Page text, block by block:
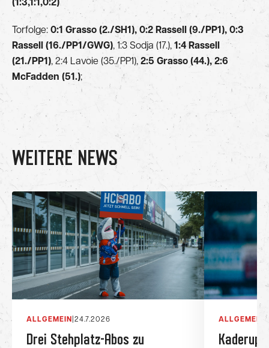
(1:3,1:1,0:2)
Torfolge: 0:1 Grasso (2./SH1), 0:2 Rassell (9./PP1), 0:3
Rassell (16./PP1/GWG), 1:3 Sodja (17.), 1:4 Rassell
(21./PP1), 2:4 Lavoie (35./PP1), 2:5 Grasso (44.), 2:6
McFadden (51.);
WEITERE NEWS
ALLGEMEIN 24.7.2026
Drei Stehplatz-Abos zu
ALLGEMEIN |